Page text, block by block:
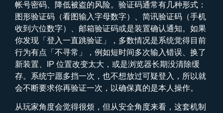
帐号密码、降低被盗的风险。验证码通常有几种形式：
图形验证码（看图输入字母数字）、简讯验证码（手机
收到六位数字）、邮箱验证码或是装置确认通知。如果
你发现「登入一直跳验证」，多数情况是系统觉得目前
行为有点「不寻常」，例如短时间多次输入错误、换了
新装置、IP 位置改变太大，或是浏览器长期没清除缓
存。系统宁愿多挡一次，也不想放过可疑登入，所以就
会不断要求你再验证一次，以确保真的是本人操作。
从玩家角度会觉得很烦，但从安全角度来看，这套机制